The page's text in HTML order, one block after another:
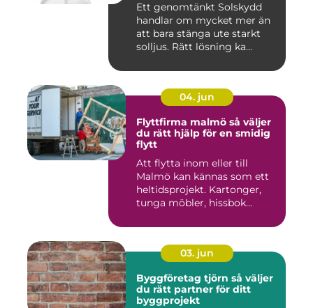
Ett genomtänkt Solskydd
handlar om mycket mer än
att bara stänga ute starkt
solljus. Rätt lösning ka...
04. jun
Flyttfirma malmö så väljer
du rätt hjälp för en smidig
flytt
Att flytta inom eller till
Malmö kan kännas som ett
heltidsprojekt. Kartonger,
tunga möbler, hissbok...
03. jun
Byggföretag tjörn så väljer
du rätt partner för ditt
byggprojekt